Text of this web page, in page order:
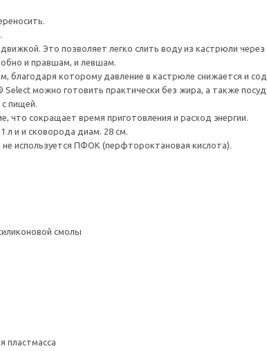
Это позволяет легко слить воду из кастрюли
и правшам, и левшам.
благодаря которому давление в кастрюле снижается и
можно готовить практически без жира, а также
пищей.
что сокращает время приготовления и расход энергии.
л и и сковорода диам. 28 см.
используется ПФОК (перфтороктановая кислота).
смолы
пластмасса